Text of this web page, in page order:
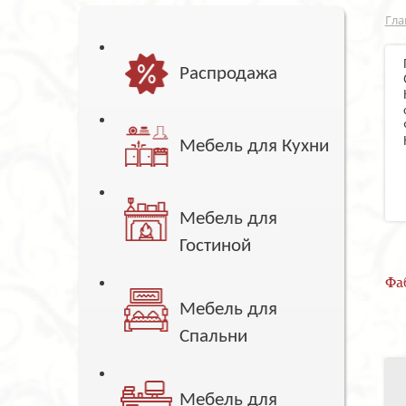
Распродажа
Мебель для Кухни
Мебель для
Гостиной
Мебель для
Спальни
Мебель для